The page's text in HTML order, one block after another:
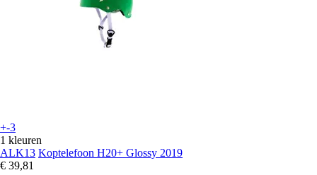
+-3
1 kleuren
ALK13 Koptelefoon H20+ Glossy 2019
€ 39,81